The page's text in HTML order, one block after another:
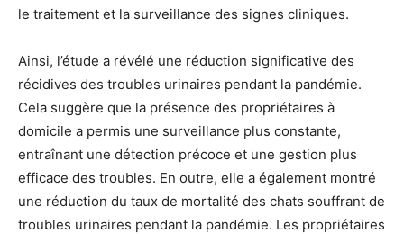
le traitement et la surveillance des signes cliniques.
Ainsi, l’étude a révélé une réduction significative des
récidives des troubles urinaires pendant la pandémie.
Cela suggère que la présence des propriétaires à
domicile a permis une surveillance plus constante,
entraînant une détection précoce et une gestion plus
efficace des troubles. En outre, elle a également montré
une réduction du taux de mortalité des chats souffrant de
troubles urinaires pendant la pandémie. Les propriétaires